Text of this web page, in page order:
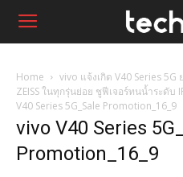
Home
vivo แจ้งเกิด V40 Series
ZEISS ในทุกรุ่นย่อย ชูฟีเจอร์ทนน้ำระดับ
V40 Series 5G_Sale Promotion_16_9
vivo V40 Series
Promotion_16_9